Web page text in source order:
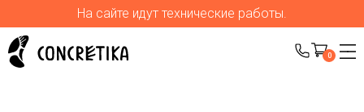
На сайте идут технические работы.
0